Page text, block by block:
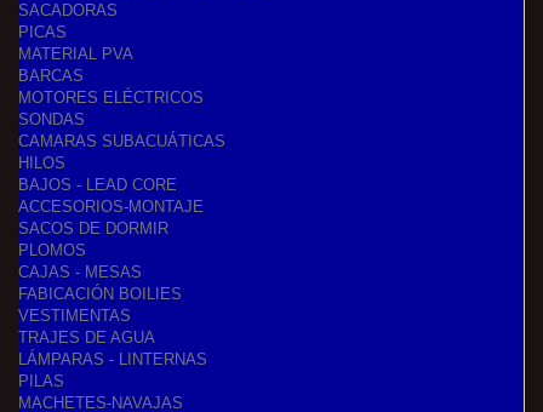
SACADORAS
PICAS
MATERIAL PVA
BARCAS
MOTORES ELÉCTRICOS
SONDAS
CAMARAS SUBACUÁTICAS
HILOS
BAJOS - LEAD CORE
ACCESORIOS-MONTAJE
SACOS DE DORMIR
PLOMOS
CAJAS - MESAS
FABICACIÓN BOILIES
VESTIMENTAS
TRAJES DE AGUA
LÁMPARAS - LINTERNAS
PILAS
MACHETES-NAVAJAS